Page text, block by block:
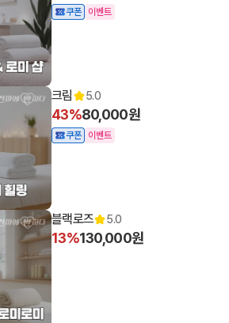
쿠폰 이벤트
크림 5.0
43%80,000원
쿠폰 이벤트
블랙로즈 5.0
13%130,000원